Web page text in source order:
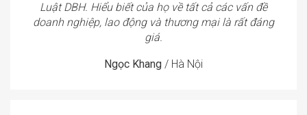
Luật DBH. Hiểu biết của họ về tất cả các vấn đề
doanh nghiệp, lao động và thương mại là rất đáng
giá.
Ngọc Khang / Hà Nội